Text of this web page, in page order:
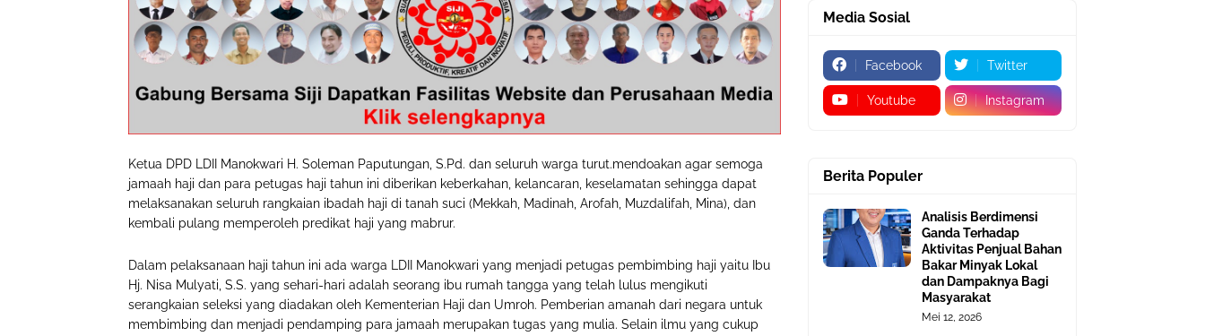
Ketua DPD LDII Manokwari H. Soleman Paputungan, S.Pd. dan seluruh warga turut.mendoakan agar semoga
jamaah haji dan para petugas haji tahun ini diberikan keberkahan, kelancaran, keselamatan sehingga dapat
melaksanakan seluruh rangkaian ibadah haji di tanah suci (Mekkah, Madinah, Arofah, Muzdalifah, Mina), dan
kembali pulang memperoleh predikat haji yang mabrur.
Dalam pelaksanaan haji tahun ini ada warga LDII Manokwari yang menjadi petugas pembimbing haji yaitu Ibu
Hj. Nisa Mulyati, S.S. yang sehari-hari adalah seorang ibu rumah tangga yang telah lulus mengikuti
serangkaian seleksi yang diadakan oleh Kementerian Haji dan Umroh. Pemberian amanah dari negara untuk
membimbing dan menjadi pendamping para jamaah merupakan tugas yang mulia. Selain ilmu yang cukup
Media Sosial
Facebook Twitter
Youtube Instagram
Berita Populer
Analisis Berdimensi
Ganda Terhadap
Aktivitas Penjual Bahan
Bakar Minyak Lokal
dan Dampaknya Bagi
Masyarakat
Mei 12, 2026